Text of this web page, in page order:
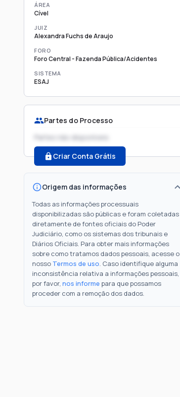
ÁREA
Cível
JUIZ
Alexandra Fuchs de Araujo
FORO
Foro Central - Fazenda Pública/Acidentes
SISTEMA
ESAJ
Partes do Processo
Partes não disponíveis
Criar Conta Grátis
Origem das informações
Todas as informações processuais
disponibilizadas são públicas e foram coletadas
diretamente de fontes oficiais do Poder
Judiciário, como os sistemas dos tribunais e
Diários Oficiais. Para obter mais informações
sobre como tratamos dados pessoais, acesse o
nosso Termos de uso. Caso identifique alguma
inconsistência relativa a informações pessoais,
por favor, nos informe para que possamos
proceder com a remoção dos dados.